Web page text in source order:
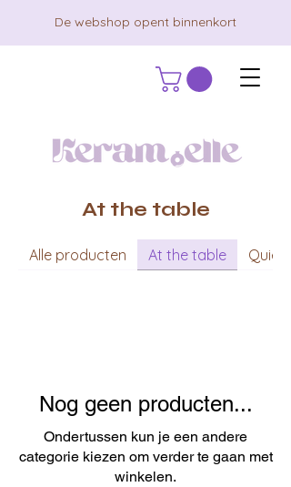
De webshop opent binnenkort
At the table
Alle producten At the table Quiet
Nog geen producten...
Ondertussen kun je een andere
categorie kiezen om verder te gaan met
winkelen.